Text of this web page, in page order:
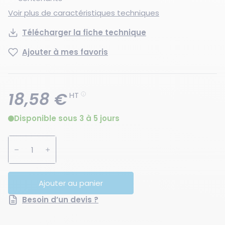
Voir plus de caractéristiques techniques
Télécharger la fiche technique
Ajouter à mes favoris
18,58 €HT
Disponible sous 3 à 5 jours
Augmenter la quantité
Ajouter au panier
Besoin d’un devis ?